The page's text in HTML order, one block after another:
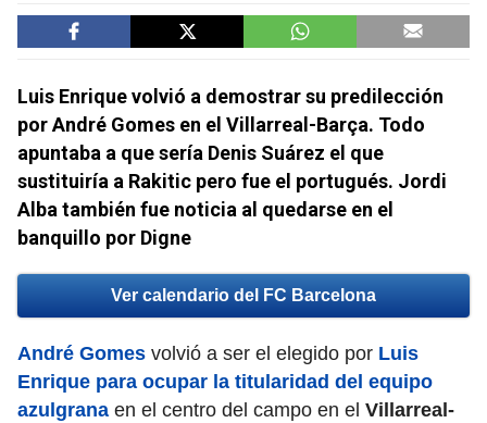
Luis Enrique volvió a demostrar su predilección
por André Gomes en el Villarreal-Barça. Todo
apuntaba a que sería Denis Suárez el que
sustituiría a Rakitic pero fue el portugués. Jordi
Alba también fue noticia al quedarse en el
banquillo por Digne
Ver calendario del FC Barcelona
André Gomes volvió a ser el elegido por Luis
Enrique para ocupar la titularidad del equipo
azulgrana en el centro del campo en el Villarreal-